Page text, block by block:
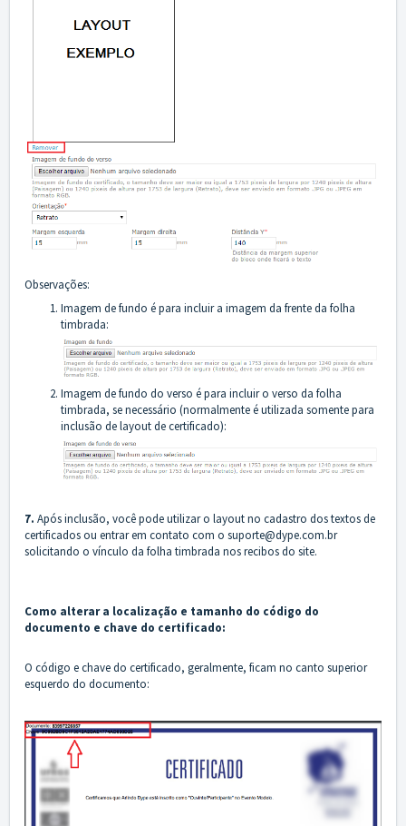
Observações:
Imagem de fundo é para incluir a imagem da frente da folha
timbrada:
Imagem de fundo do verso é para incluir o verso da folha
timbrada, se necessário (normalmente é utilizada somente para
inclusão de layout de certificado):
7. Após inclusão, você pode utilizar o layout no cadastro dos textos de
certificados ou entrar em contato com o suporte@dype.com.br
solicitando o vínculo da folha timbrada nos recibos do site.
Como alterar a localização e tamanho do código do
documento e chave do certificado:
O código e chave do certificado, geralmente, ficam no canto superior
esquerdo do documento: